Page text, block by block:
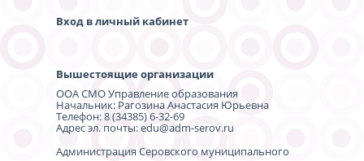
Вход в личный кабинет
Вышестоящие организации
ООА СМО Управление образования
Начальник: Рагозина Анастасия Юрьевна
Телефон: 8 (34385) 6-32-69
Адрес эл. почты: edu@adm-serov.ru
Администрация Серовского муниципального